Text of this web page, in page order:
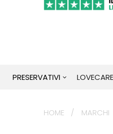
PRESERVATIVI LOVECARE
HOME MARCHI